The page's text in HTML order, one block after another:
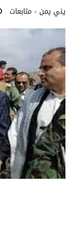
يني يمن - متابعات